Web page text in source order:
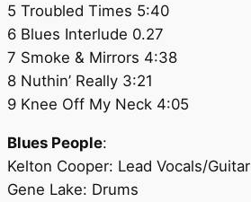
5 Troubled Times 5:40
6 Blues Interlude 0.27
7 Smoke & Mirrors 4:38
8 Nuthin’ Really 3:21
9 Knee Off My Neck 4:05
Blues People:
Kelton Cooper: Lead Vocals/Guitar
Gene Lake: Drums